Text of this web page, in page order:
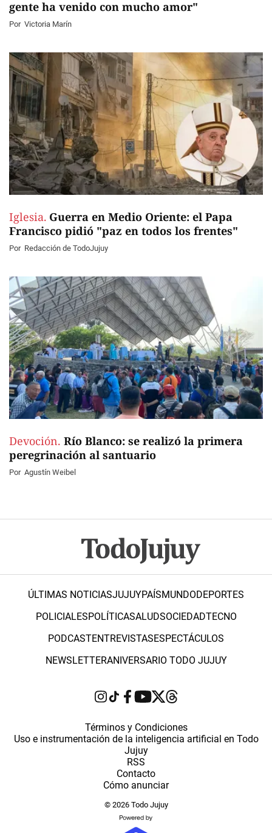
gente ha venido con mucho amor"
Por Victoria Marín
Iglesia. Guerra en Medio Oriente: el Papa
Francisco pidió "paz en todos los frentes"
Por Redacción de TodoJujuy
Devoción. Río Blanco: se realizó la primera
peregrinación al santuario
Por Agustín Weibel
ÚLTIMAS NOTICIASJUJUYPAÍSMUNDODEPORTES
POLICIALESPOLÍTICASALUDSOCIEDADTECNO
PODCASTENTREVISTASESPECTÁCULOS
NEWSLETTERANIVERSARIO TODO JUJUY
Términos y Condiciones
Uso e instrumentación de la inteligencia artificial en Todo
Jujuy
RSS
Contacto
Cómo anunciar
© 2026 Todo Jujuy